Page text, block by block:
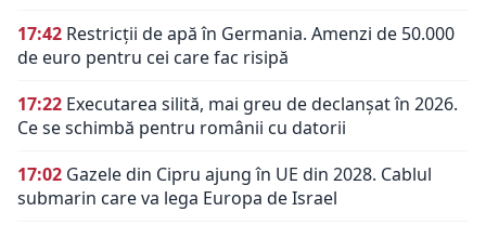
17:42 Restricții de apă în Germania. Amenzi de 50.000
de euro pentru cei care fac risipă
17:22 Executarea silită, mai greu de declanșat în 2026.
Ce se schimbă pentru românii cu datorii
17:02 Gazele din Cipru ajung în UE din 2028. Cablul
submarin care va lega Europa de Israel